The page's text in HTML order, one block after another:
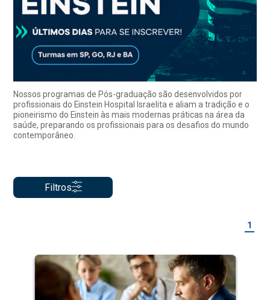
Nossos programas de Pós-graduação são desenvolvidos por
profissionais do Einstein Hospital Israelita e aliam a tradição e o
pioneirismo do Einstein às mais modernas práticas na área da
saúde, preparando os profissionais para os desafios do mundo
contemporâneo.
Filtros
1